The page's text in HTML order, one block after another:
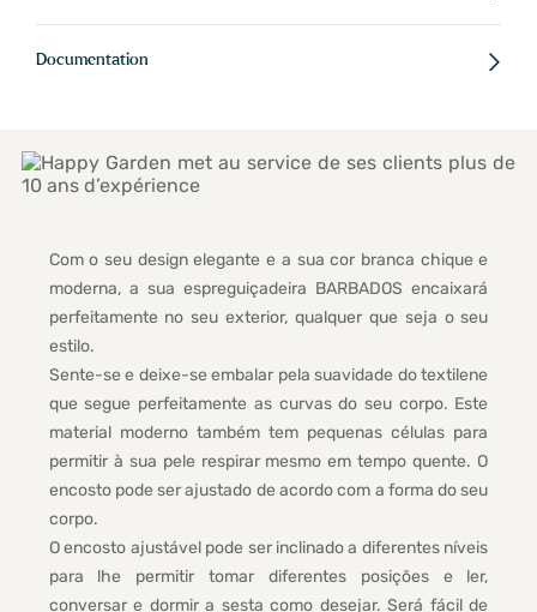
Documentation
Com o seu design elegante e a sua cor branca chique e
moderna, a sua espreguiçadeira BARBADOS encaixará
perfeitamente no seu exterior, qualquer que seja o seu
estilo.
Sente-se e deixe-se embalar pela suavidade do textilene
que segue perfeitamente as curvas do seu corpo. Este
material moderno também tem pequenas células para
permitir à sua pele respirar mesmo em tempo quente. O
encosto pode ser ajustado de acordo com a forma do seu
corpo.
O encosto ajustável pode ser inclinado a diferentes níveis
para lhe permitir tomar diferentes posições e ler,
conversar e dormir a sesta como desejar. Será fácil de